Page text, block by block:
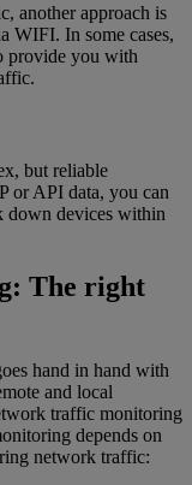
another approach is
WIFI. In some cases,
provide you with
but reliable
or API data, you can
down devices within
The right
hand in hand with
and local
traffic monitoring
depends on
network traffic: